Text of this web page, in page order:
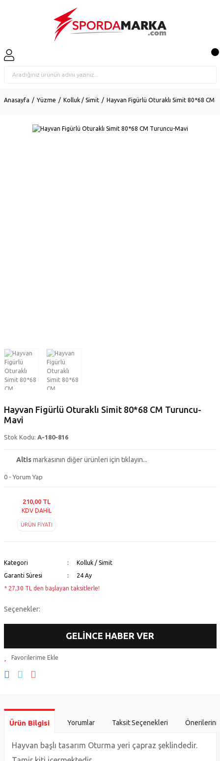
Anasayfa Yüzme Kolluk / Simit Hayvan Figürlü Oturaklı Simit 80*68 CM
Hayvan Figürlü Oturaklı Simit 80*68 CM Turuncu-
Mavi
Stok Kodu: A-180-816
Altismarkasının diğer ürünleri için tıklayın...
0 - Yorum Yap
210,00 TL
KDV DAHİL
ÜRÜN FİYATI
Kategori
Kolluk / Simit
Garanti Süresi
24 Ay
* 27,30 TL den başlayan taksitlerle!
Seçenekler:
GELİNCE HABER VER
Ürün Bilgisi Yorumlar Taksit Seçenekleri
Hayvan başlı tasarım Oturma yeri çapraz şeklindedir.